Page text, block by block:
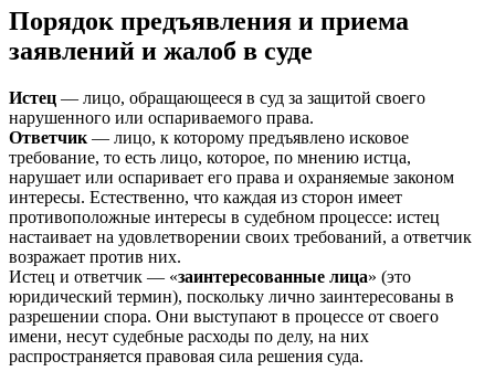
Порядок предъявления и приема
заявлений и жалоб в суде
Истец — лицо, обращающееся в суд за защитой своего
нарушенного или оспариваемого права.
Ответчик — лицо, к которому предъявлено исковое
требование, то есть лицо, которое, по мнению истца,
нарушает или оспаривает его права и охраняемые законом
интересы. Естественно, что каждая из сторон имеет
противоположные интересы в судебном процессе: истец
настаивает на удовлетворении своих требований, а ответчик
возражает против них.
Истец и ответчик — «заинтересованные лица» (это
юридический термин), поскольку лично заинтересованы в
разрешении спора. Они выступают в процессе от своего
имени, несут судебные расходы по делу, на них
распространяется правовая сила решения суда.